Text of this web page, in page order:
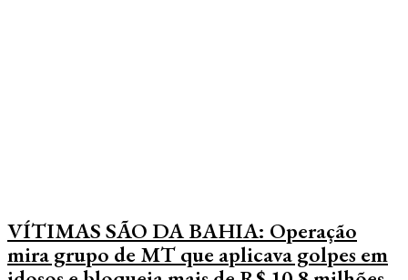
VÍTIMAS SÃO DA BAHIA: Operação
mira grupo de MT que aplicava golpes em